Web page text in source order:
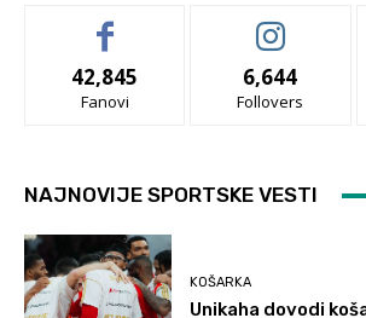
42,845
Fanovi
6,644
Follovers
NAJNOVIJE SPORTSKE VESTI
KOŠARKA
Unikaha dovodi